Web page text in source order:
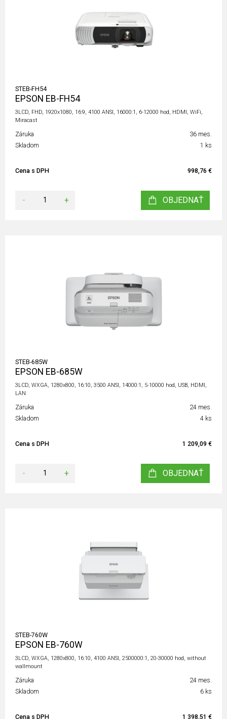
STEB-FH54
EPSON EB-FH54
3LCD, FHD, 1920x1080, 16:9, 4100 ANSI, 16000:1, 6-12000 hod, HDMI, WiFi,
Miracast
Záruka
36 mes.
Skladom
1 ks
Cena s DPH 998,76 €
- + OBJEDNAŤ
STEB-685W
EPSON EB-685W
3LCD, WXGA, 1280x800, 16:10, 3500 ANSI, 14000:1, 5-10000 hod, USB, HDMI,
LAN
Záruka
24 mes.
Skladom
4 ks
Cena s DPH 1 209,09 €
- + OBJEDNAŤ
STEB-760W
EPSON EB-760W
3LCD, WXGA, 1280x800, 16:10, 4100 ANSI, 2500000:1, 20-30000 hod, without
wallmount
Záruka
24 mes.
Skladom
6 ks
Cena s DPH 1 398,51 €